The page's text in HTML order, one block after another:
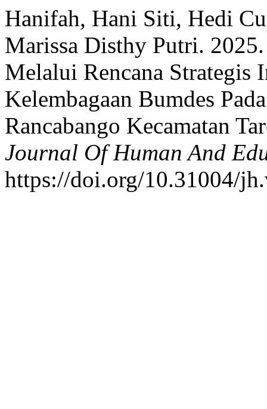
Hanifah, Hani Siti, Hedi
Marissa Disthy Putri. 2025.
Melalui Rencana Strategis
Kelembagaan Bumdes
Rancabango Kecamatan
Journal Of Human And
https://doi.org/10.31004/